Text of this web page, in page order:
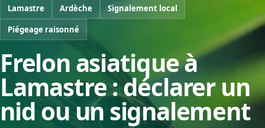
Lamastre Ardèche
Signalement local
Piégeage raisonné
Frelon asiatique à
Lamastre : déclarer un
nid ou un signalement